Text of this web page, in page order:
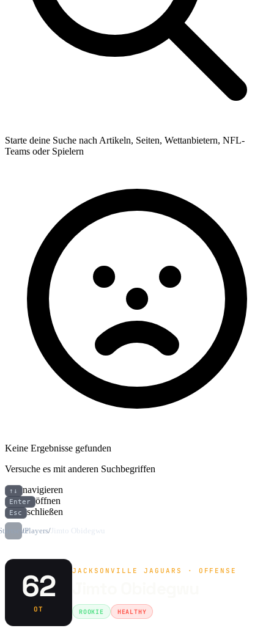
Starte deine Suche nach Artikeln, Seiten, Wettanbietern, NFL-
Teams oder Spielern
Keine Ergebnisse gefunden
Versuche es mit anderen Suchbegriffen
↑↓ navigieren
Enter öffnen
Esc schließen
/Players/ Jimto Obidegwu
62
OT
JACKSONVILLE JAGUARS · OFFENSE
ROOKIE HEALTHY